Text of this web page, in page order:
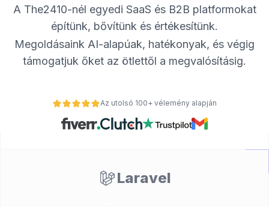
A The2410-nél egyedi SaaS és B2B platformokat
építünk, bővítünk és értékesítünk.
Megoldásaink AI-alapúak, hatékonyak, és végig
támogatjuk őket az ötlettől a megvalósításig.
Az utolsó 100+ vélemény alapján
Laravel